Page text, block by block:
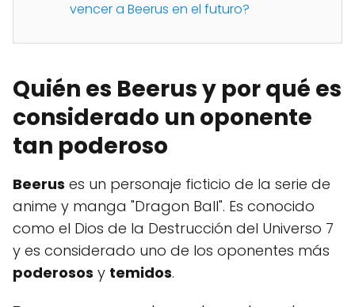
vencer a Beerus en el futuro?
Quién es Beerus y por qué es
considerado un oponente
tan poderoso
Beerus es un personaje ficticio de la serie de
anime y manga "Dragon Ball". Es conocido
como el Dios de la Destrucción del Universo 7
y es considerado uno de los oponentes más
poderosos y temidos.